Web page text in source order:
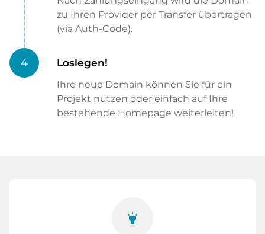
zu Ihren Provider per Transfer übertragen
(via Auth-Code).
4 Loslegen!
Ihre neue Domain können Sie für ein
Projekt nutzen oder einfach auf Ihre
bestehende Homepage weiterleiten!
highlight